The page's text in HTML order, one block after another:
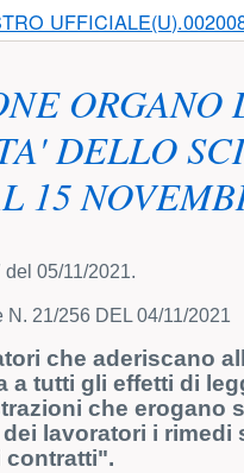
ORGANO
DELLO
15
05/11/2021.
21/256 DEL 04/11/2021
che aderiscano
a tutti gli effetti di
ni che erogano
lavoratori i rimedi
contratti".